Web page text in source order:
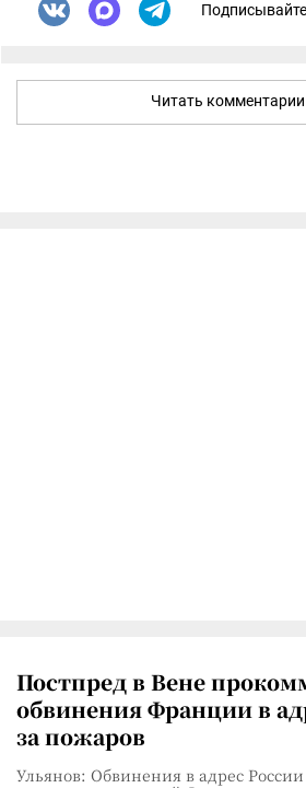
Читать комментарии
Постпред в Вене
обвинения Франции в
за пожаров
Ульянов: Обвинения в адрес